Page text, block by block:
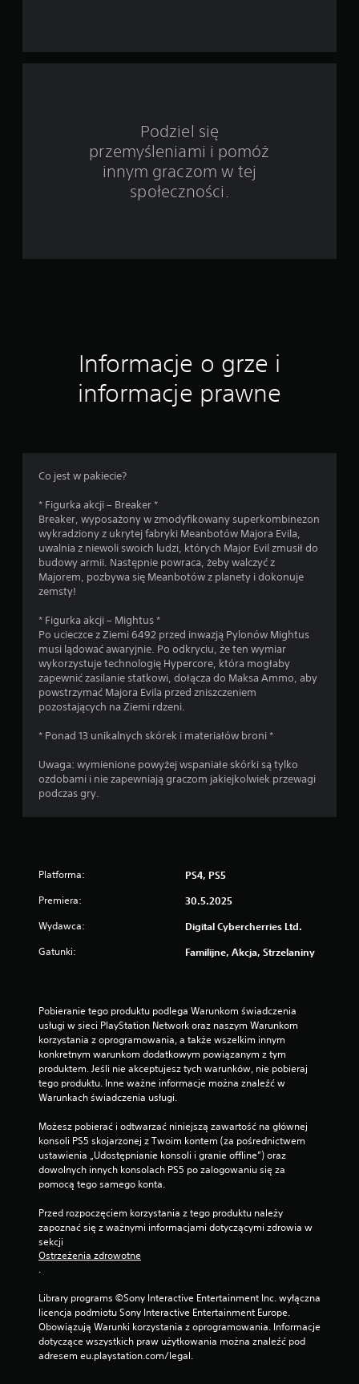
t
Podziel się
przemyśleniami i pomóż
innym graczom w tej
społeczności.
Informacje o grze i
informacje prawne
Co jest w pakiecie?
* Figurka akcji – Breaker *
Breaker, wyposażony w zmodyfikowany superkombinezon
wykradziony z ukrytej fabryki Meanbotów Majora Evila,
uwalnia z niewoli swoich ludzi, których Major Evil zmusił do
budowy armii. Następnie powraca, żeby walczyć z
Majorem, pozbywa się Meanbotów z planety i dokonuje
zemsty!
* Figurka akcji – Mightus *
Po ucieczce z Ziemi 6492 przed inwazją Pylonów Mightus
musi lądować awaryjnie. Po odkryciu, że ten wymiar
wykorzystuje technologię Hypercore, która mogłaby
zapewnić zasilanie statkowi, dołącza do Maksa Ammo, aby
powstrzymać Majora Evila przed zniszczeniem
pozostających na Ziemi rdzeni.
* Ponad 13 unikalnych skórek i materiałów broni *
Uwaga: wymienione powyżej wspaniałe skórki są tylko
ozdobami i nie zapewniają graczom jakiejkolwiek przewagi
podczas gry.
Platforma: PS4, PS5
Premiera: 30.5.2025
Wydawca: Digital Cybercherries Ltd.
Gatunki: Familijne, Akcja, Strzelaniny
Pobieranie tego produktu podlega Warunkom świadczenia
usługi w sieci PlayStation Network oraz naszym Warunkom
korzystania z oprogramowania, a także wszelkim innym
konkretnym warunkom dodatkowym powiązanym z tym
produktem. Jeśli nie akceptujesz tych warunków, nie pobieraj
tego produktu. Inne ważne informacje można znaleźć w
Warunkach świadczenia usługi.
Możesz pobierać i odtwarzać niniejszą zawartość na głównej
konsoli PS5 skojarzonej z Twoim kontem (za pośrednictwem
ustawienia „Udostępnianie konsoli i granie offline”) oraz
dowolnych innych konsolach PS5 po zalogowaniu się za
pomocą tego samego konta.
Przed rozpoczęciem korzystania z tego produktu należy
zapoznać się z ważnymi informacjami dotyczącymi zdrowia w
sekcji
Ostrzeżenia zdrowotne
.
Library programs ©Sony Interactive Entertainment Inc. wyłączna
licencja podmiotu Sony Interactive Entertainment Europe.
Obowiązują Warunki korzystania z oprogramowania. Informacje
dotyczące wszystkich praw użytkowania można znaleźć pod
adresem eu.playstation.com/legal.